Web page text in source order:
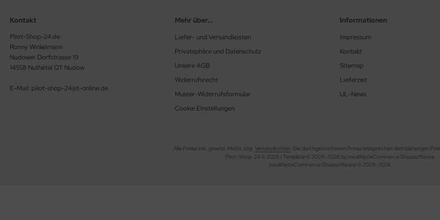
Kontakt
Pilot-Shop-24.de
Ronny Winkelmann
Nudower Dorfstrasse 19
14558 Nuthetal OT Nudow
E-Mail: pilot-shop-24@t-online.de
Mehr über...
Liefer- und Versandkosten
Privatsphäre und Datenschutz
Unsere AGB
Widerrufsrecht
Muster-Widerrufsformular
Cookie Einstellungen
Informationen
Impressum
Kontakt
Sitemap
Lieferzeit
UL-News
Alle Preise inkl. gesetzl. MwSt. zzgl. Versandkosten . Die durchgestrichenen Preise entsprechen dem bisherigen
Pilot-Shop-24 © 2026 | Template © 2009-2026 by modified eCommerce Shopsoftware
mod ified eCommerce Shopsoftware © 2009-2026